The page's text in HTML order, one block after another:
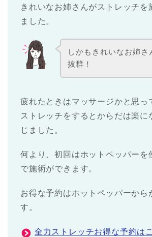
きれいなお姉さんがストレッチを
ました。
しかもきれいなお姉さ
抜群！
疲れたときはマッサージかと思っ
ストレッチをするとからだは楽に
じました。
何より、初回はホットペッパーを
で施術ができます。
お得な予約はホットペッパーから
す。
全力ストレッチお得な予約は